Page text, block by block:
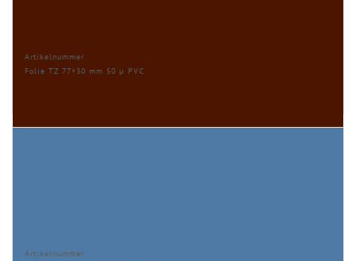
Artikelnummer
Folie TZ 77×30 mm 50 µ PVC
Artikelnummer